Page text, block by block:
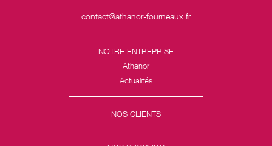
contact@athanor-fourneaux.fr
NOTRE ENTREPRISE
Athanor
Actualités
NOS CLIENTS